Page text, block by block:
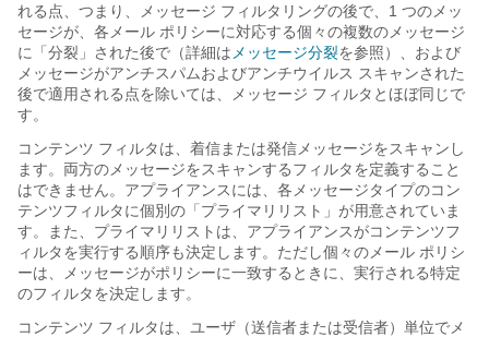
れる点、つまり、メッセージ フィルタリングの後で、1 つのメッ
セージが、各メール ポリシーに対応する個々の複数のメッセージ
に「分裂」された後で（詳細は メッセージ分裂を参照）、および
メッセージがアンチスパムおよびアンチウイルス スキャンされた
後で適用される点を除いては、メッセージ フィルタとほぼ同じで
す。
コンテンツ フィルタは、着信または発信メッセージをスキャンし
ます。両方のメッセージをスキャンするフィルタを定義すること
はできません。 アプライアンスには、各メッセージタイプのコン
テンツフィルタに個別の「プライマリリスト」が用意されていま
す。また、プライマリリストは、アプライアンスがコンテンツフ
ィルタを実行する順序も決定します。ただし個々のメール ポリシ
ーは、メッセージがポリシーに一致するときに、実行される特定
のフィルタを決定します。
コンテンツ フィルタは、ユーザ（送信者または受信者）単位でメ